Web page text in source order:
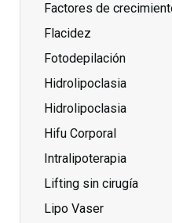
Factores de
Flacidez
Fotodepilación
Hidrolipoclasia
Hidrolipoclasia
Hifu Corporal
Intralipoterapia
Lifting sin cirugía
Lipo Vaser